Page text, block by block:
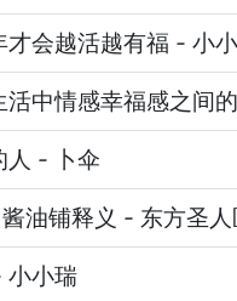
会越活越有福 - 小
中情感幸福感之间
- 卜伞
油铺释义 - 东方圣
小小瑞